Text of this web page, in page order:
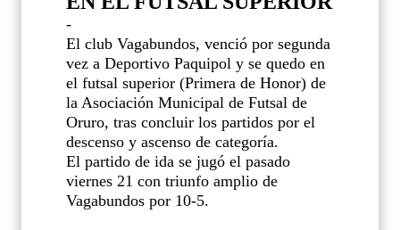
-
El club Vagabundos, venció por segunda
vez a Deportivo Paquipol y se quedo en
el futsal superior (Primera de Honor) de
la Asociación Municipal de Futsal de
Oruro, tras concluir los partidos por el
descenso y ascenso de categoría.
El partido de ida se jugó el pasado
viernes 21 con triunfo amplio de
Vagabundos por 10-5.